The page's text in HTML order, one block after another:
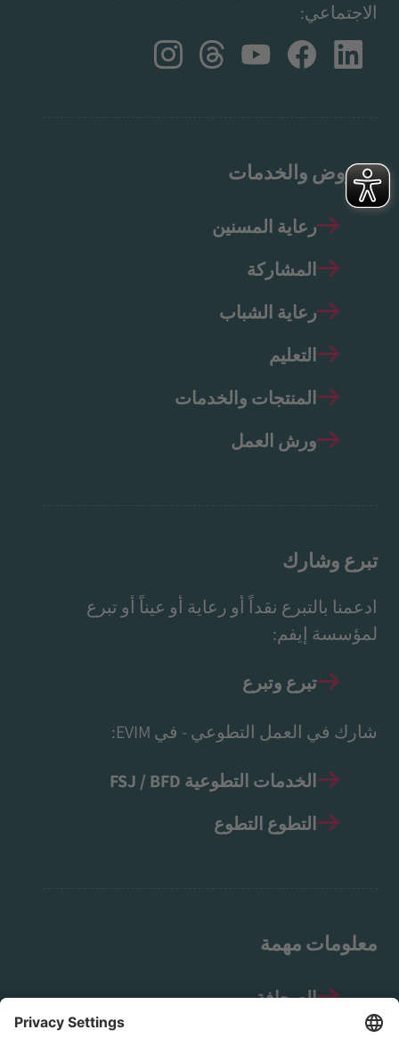
الاجتماعي:
العروض والخدمات
رعاية المسنين
المشاركة
رعاية الشباب
التعليم
المنتجات والخدمات
ورش العمل
تبرع وشارك
ادعمنا بالتبرع نقداً أو رعاية أو عيناً أو تبرع
لمؤسسة إيفم:
تبرع وتبرع
شارك في العمل التطوعي - في EVIM:
الخدمات التطوعية FSJ / BFD
التطوع التطوع
معلومات مهمة
الصحافة